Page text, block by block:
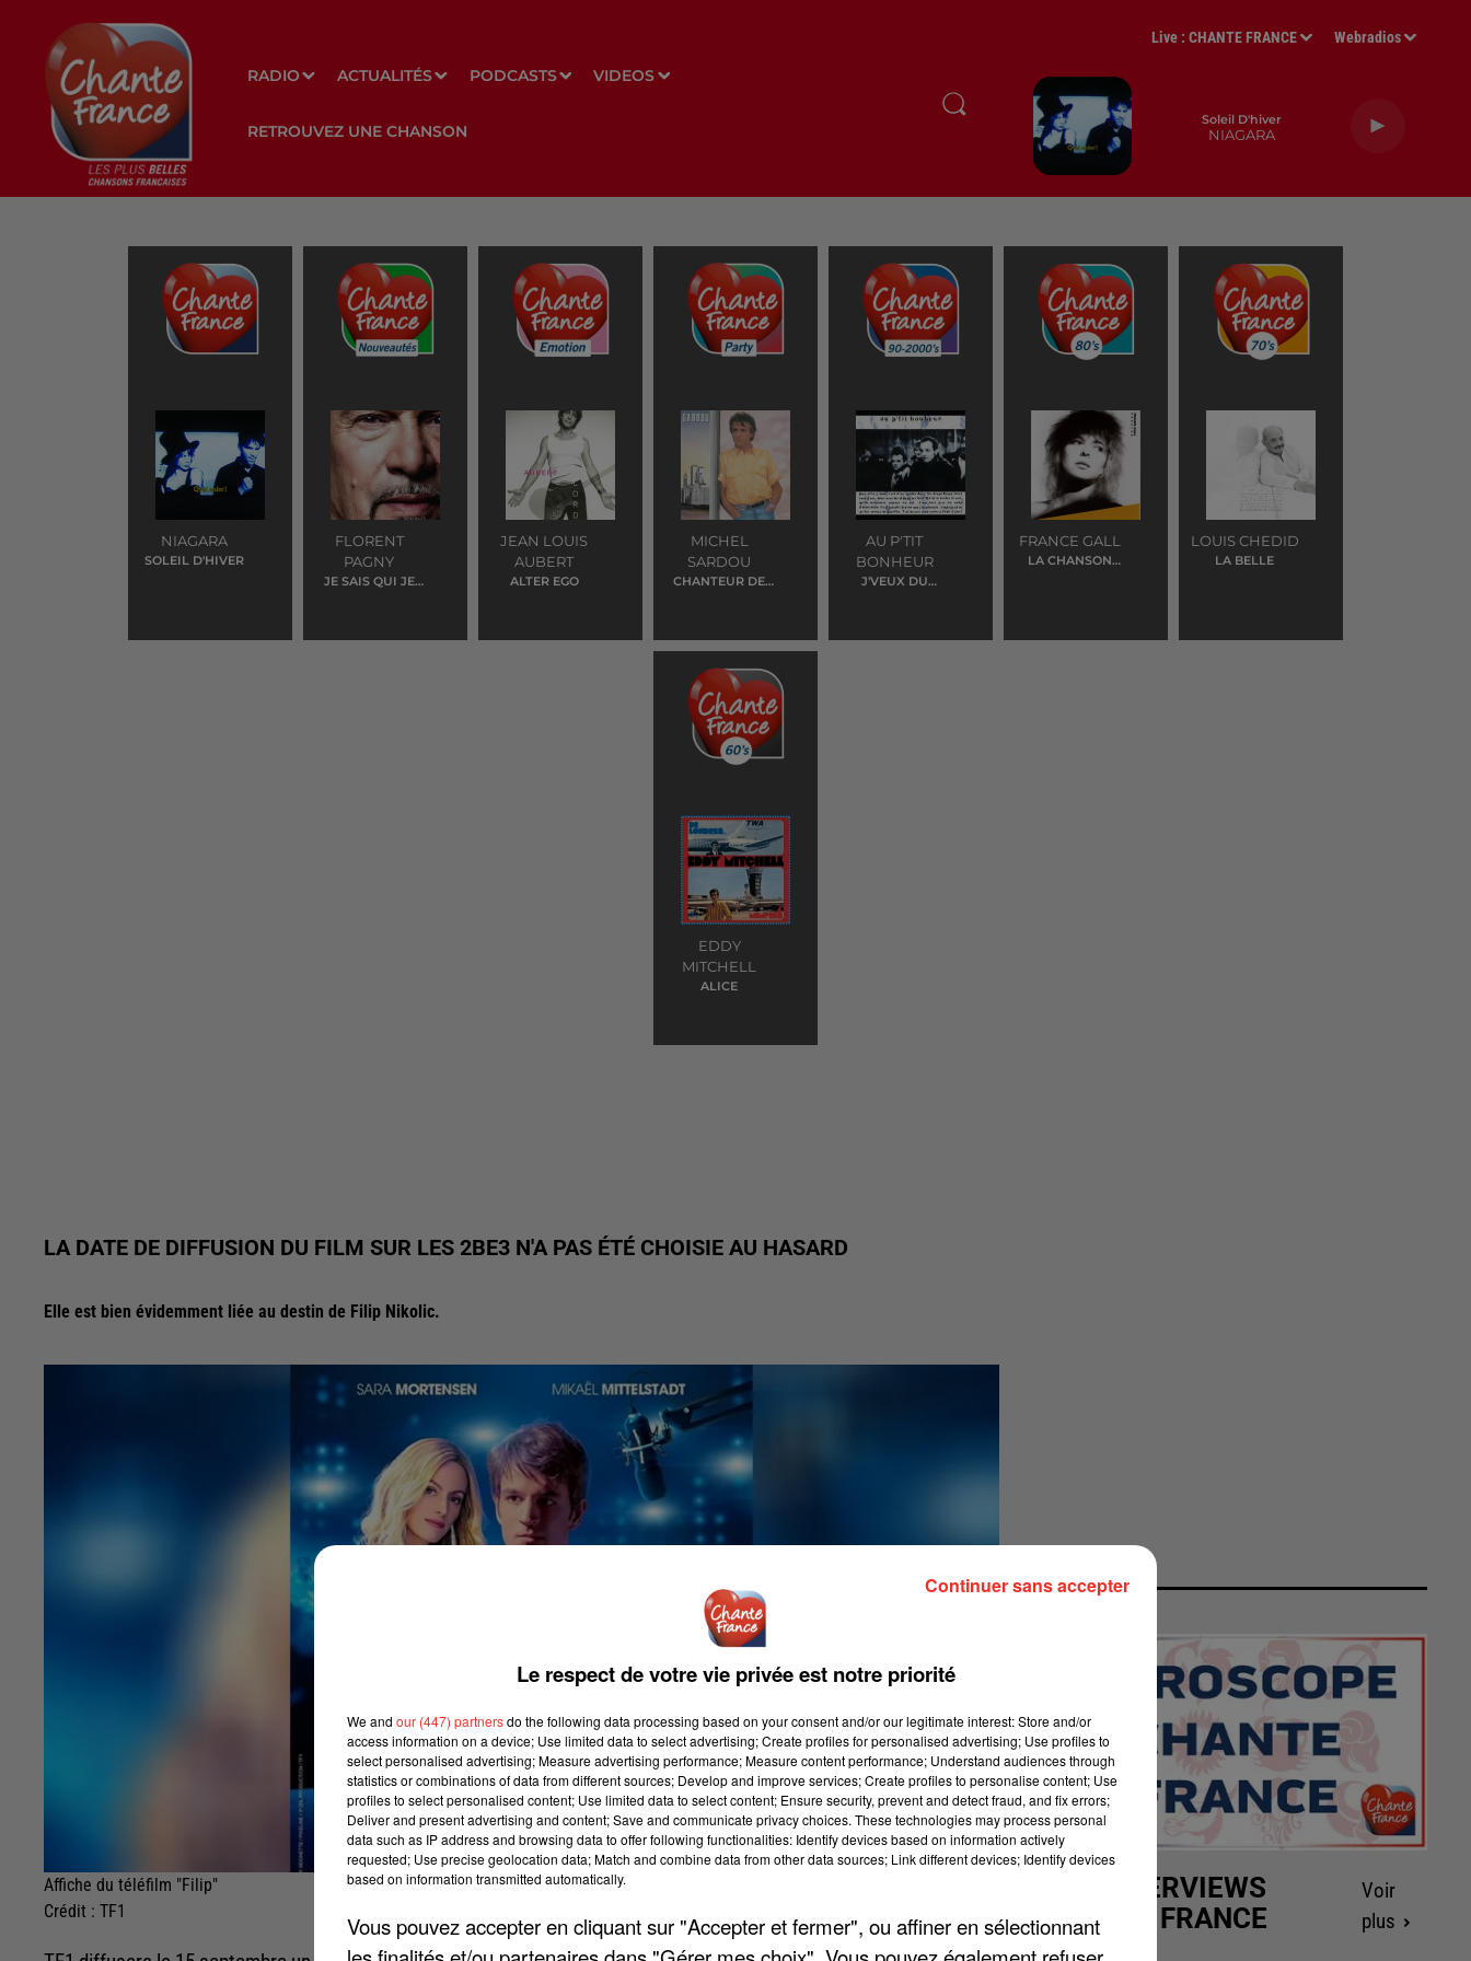
RADIO ACTUALITÉS PODCASTS VIDEOS
RETROUVEZ UNE CHANSON
Live :CHANTE FRANCE Webradios
Soleil D'hiver
NIAGARA
NIAGARA
SOLEIL D'HIVER
FLORENT
PAGNY
JE SAIS QUI JE
JEAN LOUIS
AUBERT
ALTER EGO
MICHEL
SARDOU
CHANTEUR DE
AU P'TIT
BONHEUR
J'VEUX DU
FRANCE GALL
LA CHANSON
LOUIS CHEDID
LA BELLE
EDDY
MITCHELL
ALICE
LA DATE DE DIFFUSION DU FILM SUR LES 2BE3 N'A PAS ÉTÉ CHOISIE AU HASARD
Elle est bien évidemment liée au destin de Filip Nikolic.
Affiche du téléfilm "Filip"
Crédit : TF1
LES INTERVIEWS
CHANTE FRANCE
Voir
plus
Le respect de votre vie privée est notre priorité
We and our (447) partnersdo the following data processing based on your consent and/or our legitimate interest: Store and/or
access information on a device; Use limited data to select advertising; Create profiles for personalised advertising; Use profiles to
select personalised advertising; Measure advertising performance; Measure content performance; Understand audiences through
statistics or combinations of data from different sources; Develop and improve services; Create profiles to personalise content; Use
profiles to select personalised content; Use limited data to select content; Ensure security, prevent and detect fraud, and fix errors;
Deliver and present advertising and content; Save and communicate privacy choices. These technologies may process personal
data such as IP address and browsing data to offer following functionalities: Identify devices based on information actively
requested; Use precise geolocation data; Match and combine data from other data sources; Link different devices; Identify devices
based on information transmitted automatically.
Vous pouvez accepter en cliquant sur "Accepter et fermer", ou affiner en sélectionnant
Continuer sans accepter